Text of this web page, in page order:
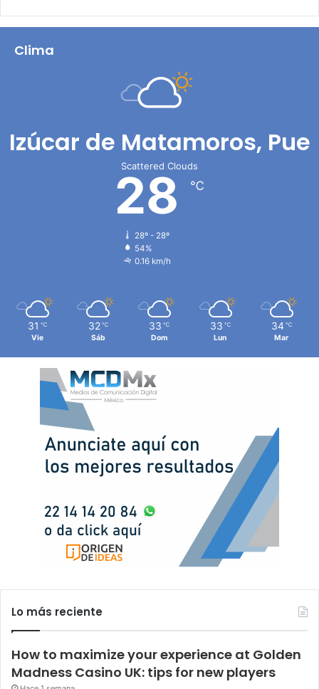
Clima
Izúcar de Matamoros, Pue
Scattered Clouds
28 ℃
28º - 28º
54%
0.16 km/h
31 ℃
Vie
32 ℃
Sáb
33 ℃
Dom
33 ℃
Lun
34 ℃
Mar
Lo más reciente
How to maximize your experience at Golden
Madness Casino UK: tips for new players